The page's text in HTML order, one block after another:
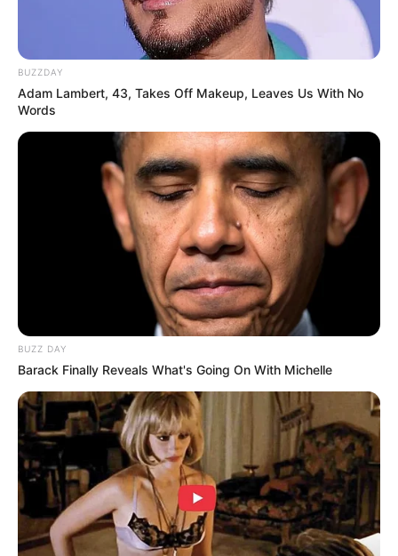
(foto: brightside)
Planet of the Apes,Tim Roth berperan
sebagai Captain Leo Davidson dengan bentuk yang
sangat berbeda
BUZZDAY
Adam Lambert, 43, Takes Off Makeup, Leaves Us With No
Words
BUZZ DAY
Barack Finally Reveals What's Going On With Michelle